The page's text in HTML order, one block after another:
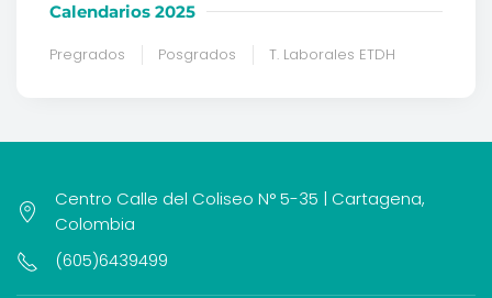
Calendarios 2025
Pregrados Posgrados T. Laborales ETDH
Centro Calle del Coliseo N° 5-35 | Cartagena,
Colombia
(605)6439499